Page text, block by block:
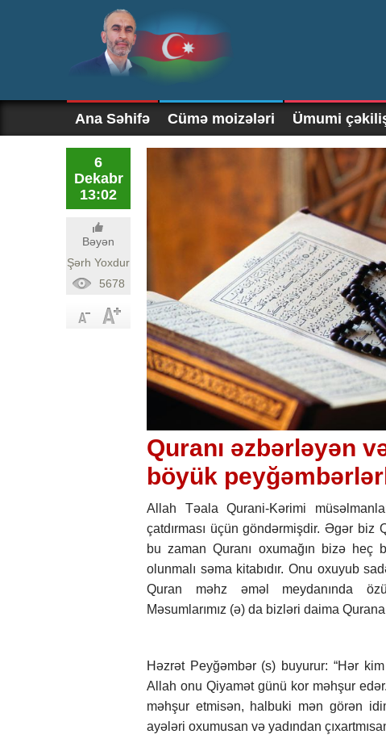
Ana Səhifə Cümə moizələri Ümumi
6
Dekabr
13:02
Bəyən
Şərh Yoxdur
5678
Quranı əzbərləyən
böyük
Allah Təala Qurani-Kərimi
çatdırması üçün göndərmişdir. Əgər biz
bu zaman Quranı oxumağın bizə heç
olunmalı səma kitabıdır. Onu oxuyub
Quran məhz əməl meydanında
Məsumlarımız (ə) da bizləri daima
Həzrət Peyğəmbər (s) buyurur: “Hər
Allah onu Qiyamət günü kor məhşur
məhşur etmisən, halbuki mən görən
ayələri oxumusan və yadından